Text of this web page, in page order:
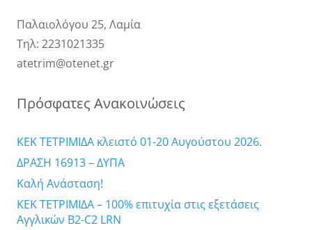
Παλαιολόγου 25, Λαμία
Τηλ: 2231021335
atetrim@otenet.gr
Πρόσφατες Ανακοινώσεις
ΚΕΚ ΤΕΤΡΙΜΙΔΑ κλειστό 01-20 Αυγούστου 2026.
ΔΡΑΣΗ 16913 – ΔΥΠΑ
Καλή Ανάσταση!
ΚΕΚ ΤΕΤΡΙΜΙΔΑ – 100% επιτυχία στις εξετάσεις
Αγγλικών B2-C2 LRN